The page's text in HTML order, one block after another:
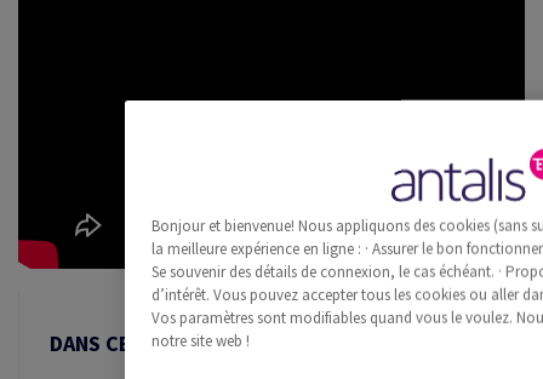
DANS CETTE SECTION
Bonjour et bienvenue! Nous appliquons des cookies (sans
la meilleure expérience en ligne : · Assurer le bon
Se souvenir des détails de connexion, le cas échéant. ·
d’intérêt. Vous pouvez accepter tous les cookies ou aller
Vos paramètres sont modifiables quand vous le voulez.
notre site web !